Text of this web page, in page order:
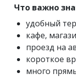
Что важно
удобный
кафе,
проезд на
короткое
много